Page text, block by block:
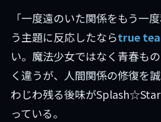
「一度遠のいた関係をもう一
う主題に反応したならtrue
い。魔法少女ではなく青春も
く違うが、人間関係の修復を
わじわ残る後味が
っている。